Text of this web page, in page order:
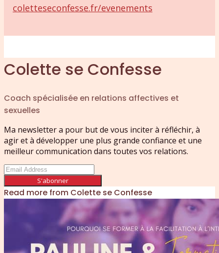
coletteseconfesse.fr/evenements
Colette se Confesse
Coach spécialisée en relations affectives et
sexuelles
Ma newsletter a pour but de vous inciter à réfléchir, à
agir et à développer une plus grande confiance et une
meilleur communication dans toutes vos relations.
S'abonner
Read more from Colette se Confesse